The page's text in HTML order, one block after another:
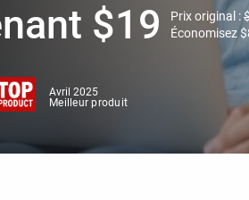
$19 Prix original :
Économisez$
Avril 2025
Meilleur produit